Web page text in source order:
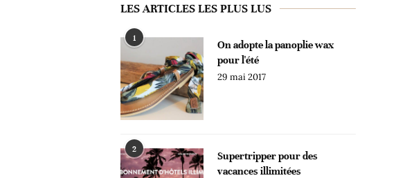
LES ARTICLES LES PLUS LUS
1
On adopte la panoplie wax
pour l'été
29 mai 2017
2
Supertripper pour des
vacances illimitées